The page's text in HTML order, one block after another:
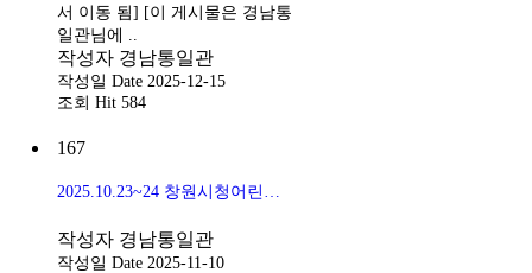
서 이동 됨] [이 게시물은 경남통
일관님에 ..
작성자 경남통일관
작성일 Date 2025-12-15
조회 Hit 584
167
작성자 경남통일관
작성일 Date 2025-11-10